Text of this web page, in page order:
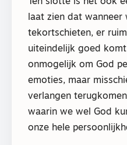
Ten slotte is het ook
laat zien dat wanneer
tekortschieten, er
uiteindelijk goed
onmogelijk om God
emoties, maar
verlangen
waarin we wel God
onze hele